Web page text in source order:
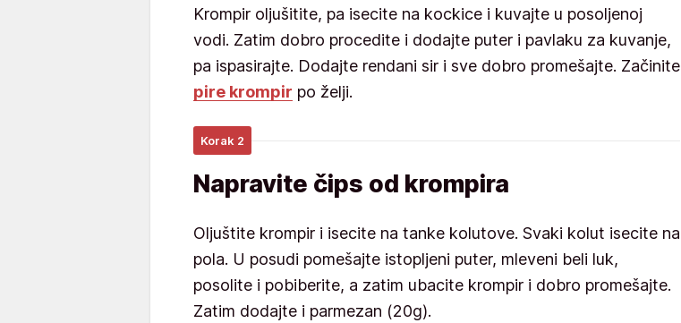
Krompir oljušitite, pa isecite na kockice i kuvajte u posoljenoj
vodi. Zatim dobro procedite i dodajte puter i pavlaku za kuvanje,
pa ispasirajte. Dodajte rendani sir i sve dobro promešajte. Začinite
pire krompir po želji.
Korak 2
Napravite čips od krompira
Oljuštite krompir i isecite na tanke kolutove. Svaki kolut isecite na
pola. U posudi pomešajte istopljeni puter, mleveni beli luk,
posolite i pobiberite, a zatim ubacite krompir i dobro promešajte.
Zatim dodajte i parmezan (20g).